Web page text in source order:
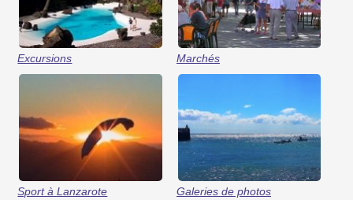
Excursions Marchés
Sport à Lanzarote Galeries de photos